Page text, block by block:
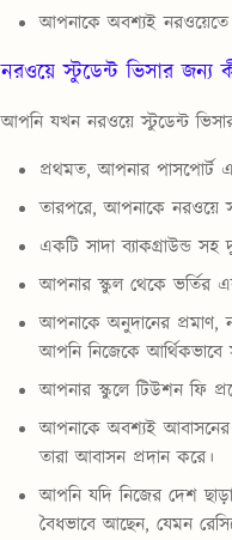
আপনাকে অবশ্যই
নরওয়ে স্টুডেন্ট ভিসার জন্য
আপনি যখন নরওয়ে স্টুডেন্ট
প্রথমত, আপনার পাসপোর্ট
তারপরে, আপনাকে নরওয়ে
একটি সাদা ব্যাকগ্রাউন্ড
আপনার স্কুল থেকে ভর্তির
আপনাকে অনুদানের প্রমাণ,
আপনি নিজেকে
আপনার স্কুলে টিউশন ফি
আপনাকে অবশ্যই আবাসনের
তারা আবাসন প্রদান করে।
আপনি যদি নিজের দেশ
বৈধভাবে আছেন, যেমন